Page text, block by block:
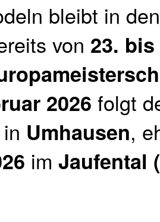
bleibt in
von 23.
2026 folgt
in Umhausen,
im Jaufental